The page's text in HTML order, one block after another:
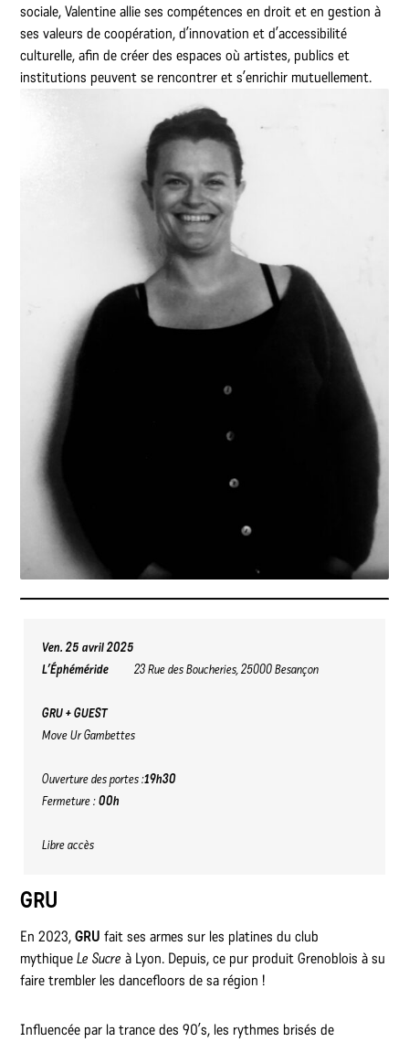
sociale, Valentine allie ses compétences en droit et en gestion à
ses valeurs de coopération, d’innovation et d’accessibilité
culturelle, afin de créer des espaces où artistes, publics et
institutions peuvent se rencontrer et s’enrichir mutuellement.
Ven. 25 avril 2025
L’Éphéméride
23 Rue des Boucheries, 25000 Besançon
GRU + GUEST
Move Ur Gambettes
Ouverture des portes :19h30
Fermeture :00h
Libre accès
GRU
En 2023,GRU fait ses armes sur les platines du club
mythiqueLe Sucre à Lyon. Depuis, ce pur produit Grenoblois à su
faire trembler les dancefloors de sa région !
Influencée par la trance des 90’s, les rythmes brisés de